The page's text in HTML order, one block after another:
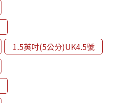
1.5英吋(5公分)UK4.5號